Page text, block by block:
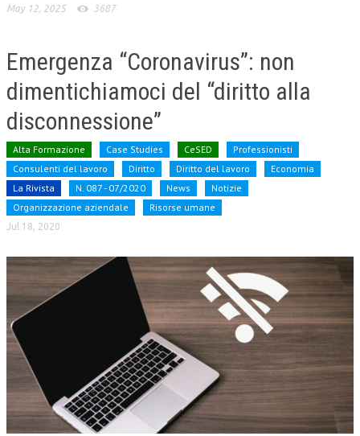
COSTITUZIONALE
CIVILE
TRIBUTARIA
PENALE
NEWS
ARCHIVIO EVENTI (FINO AL 2022)
PUBBLICAZIONI
BOLLETTINO FINANZIAMENTI
TELEGRAM
DOCUMENTI
MANUALI E MONOGRAFIE
May 12, 2025 3687
Emergenza “Coronavirus”: non
dimentichiamoci del “diritto alla
disconnessione”
Alta Formazione Case Studies CeSED
Professionisti
Consulenti del lavoro
Diritto Diritto del lavoro
Economia
La Rivista
N. 087 - 07/2020 News
Notizie
Organizzazione aziendale
Risorse umane
Jul 18, 2020